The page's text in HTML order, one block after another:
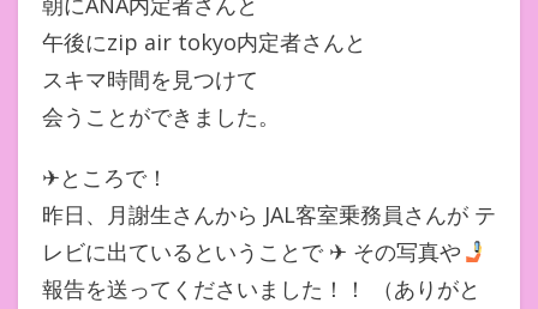
午後にzip air tokyo内定者さんと
スキマ時間を見つけて
会うことができました。
✈︎ところで！
昨日、月謝生さんから JAL客室乗務員さんが テ
レビに出ているということで ✈︎ その写真や
報告を送ってくださいました！！ （ありがと